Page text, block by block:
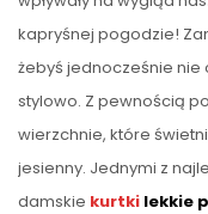
kapryśnej pogodzie!
żebyś jednocześnie nie
stylowo. Z pewnością
wierzchnie, które
jesienny. Jednymi z
damskie kurtki lekkie